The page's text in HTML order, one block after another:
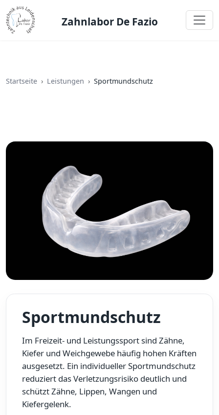
Zahnlabor De Fazio
Startseite Leistungen Sportmundschutz
Sportmundschutz
Im Freizeit- und Leistungssport sind Zähne,
Kiefer und Weichgewebe häufig hohen Kräften
ausgesetzt. Ein individueller Sportmundschutz
reduziert das Verletzungsrisiko deutlich und
schützt Zähne, Lippen, Wangen und
Kiefergelenk.